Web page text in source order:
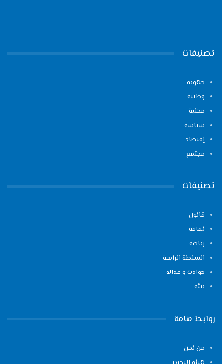
تصنيفات
جهوية
وطنية
محلية
سياسة
إقتصاد
مجتمع
تصنيفات
قانون
ثقافة
رياضة
السلطة الرابعة
حوادث و عدالة
بيئة
روابط هامة
من نحن